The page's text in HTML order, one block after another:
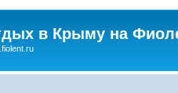
в Крыму на